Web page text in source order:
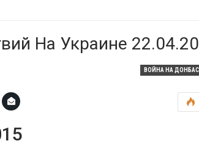
На Украине
ВОЙНА НА